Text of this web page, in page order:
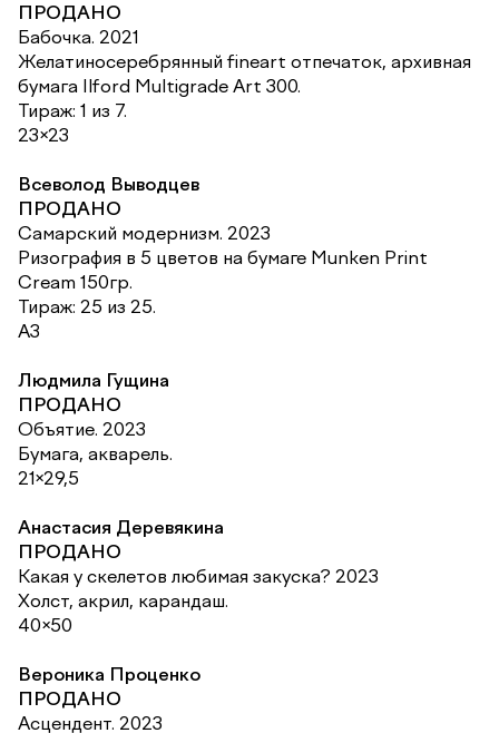
ПРОДАНО
Бабочка. 2021
Желатиносеребрянный fineart отпечаток, архивная
бумага Ilford Multigrade Art 300.
Тираж: 1 из 7.
23×23
Всеволод Выводцев
ПРОДАНО
Самарский модернизм. 2023
Ризография в 5 цветов на бумаге Munken Print
Cream 150гр.
Тираж: 25 из 25.
А3
Людмила Гущина
ПРОДАНО
Объятие. 2023
Бумага, акварель.
21×29,5
Анастасия Деревякина
ПРОДАНО
Какая у скелетов любимая закуска? 2023
Холст, акрил, карандаш.
40×50
Вероника Проценко
ПРОДАНО
Асцендент. 2023